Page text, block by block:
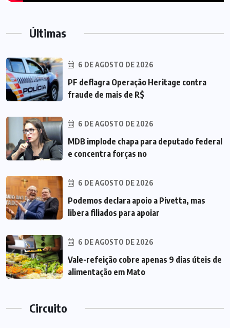
Últimas
6 DE AGOSTO DE 2026
PF deflagra Operação Heritage contra
fraude de mais de R$
6 DE AGOSTO DE 2026
MDB implode chapa para deputado federal
e concentra forças no
6 DE AGOSTO DE 2026
Podemos declara apoio a Pivetta, mas
libera filiados para apoiar
6 DE AGOSTO DE 2026
Vale-refeição cobre apenas 9 dias úteis de
alimentação em Mato
Circuito